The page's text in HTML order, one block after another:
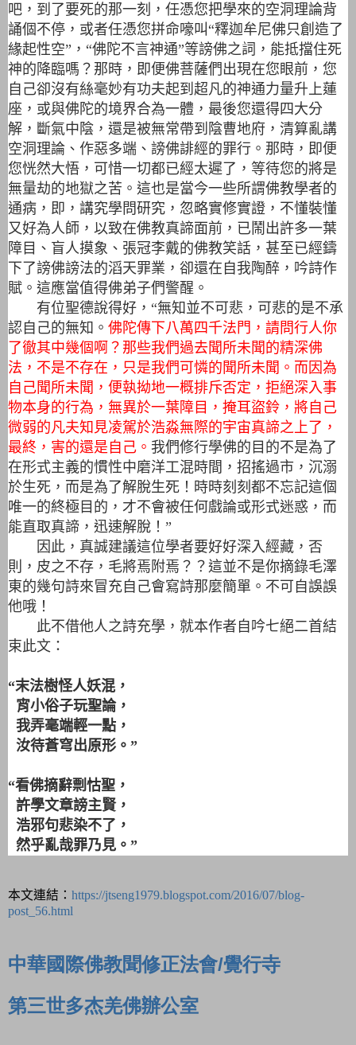
吧，到了要死的那一刻，任憑您把學來的空洞理論背
誦個不停，或者任憑您拼命嚎叫“釋迦牟尼佛只創造了
緣起性空”，“佛陀不言神通”等謗佛之詞，能抵擋住死
神的降臨嗎？那時，即便佛菩薩們出現在您眼前，您
自己卻沒有絲毫妙有功夫起到超凡的神通力量升上蓮
座，或與佛陀的境界合為一體，最後您還得四大分
解，斷氣中陰，還是被無常帶到陰曹地府，清算亂講
空洞理論、作惡多端、謗佛誹經的罪行。那時，即便
您恍然大悟，可惜一切都已經太遲了，等待您的將是
無量劫的地獄之苦。這也是當今一些所謂佛教學者的
通病，即，講究學問研究，忽略實修實證，不懂裝懂
又好為人師，以致在佛教真諦面前，已鬧出許多一葉
障目、盲人摸象、張冠李戴的佛教笑話，甚至已經鑄
下了謗佛謗法的滔天罪業，卻還在自我陶醉，吟詩作
賦。這應當值得佛弟子們警醒。
有位聖德說得好，“無知並不可悲，可悲的是不承
認自己的無知。 佛陀傳下八萬四千法門，請問行人你
了徹其中幾個啊？那些我們過去聞所未聞的精深佛
法，不是不存在，只是我們可憐的聞所未聞。而因為
自己聞所未聞，便執拗地一概​​排斥否定，拒絕深入事
物本身的行為，無異於一葉障目，掩耳盜鈴，將自己
微弱的凡夫知見凌駕於浩淼無際的宇宙真諦之上了，
最終，害的還是自己。 我們修行學佛的目的不是為了
在形式主義的慣性中磨洋工混時間，招搖過市，沉溺
於生死，而是為了解脫生死！時時刻刻都不忘記這個
唯一的終極目的，才不會被任何戲論或形式迷惑，而
能直取真諦，迅速解脫！”
因此，真誠建議這位學者要好好深入經藏，否
則，皮之不存，毛將焉附焉？？這並不是你摘錄毛澤
東的幾句詩來冒充自己會寫詩那麼簡單。不可自誤誤
他哦！
此不借他人之詩充學，就本作者自吟七絕二首結
束此文：
“末法樹怪人妖混，
宵小俗子玩聖論，
我弄毫端輕一點，
汝待蒼穹出原形。”
“看佛摘辭剽怙聖，
許學文章謗主賢，
浩邪句悲染不了，
然乎亂哉罪乃見。”
本文連結： https://jtseng1979.blogspot.com/2016/07/blog-
post_56.html
中華國際佛教聞修正法會/覺行寺
第三世多杰羌佛辦公室